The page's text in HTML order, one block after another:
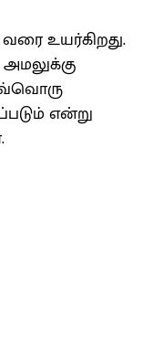
வரை உயர்கிறது.
என்று